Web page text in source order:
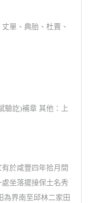
單、典胎、杜賣、
驗訖)補章 其他：上
於咸豐四年拾月間
坐落擺接保土名秀
為界南至邱林二家田